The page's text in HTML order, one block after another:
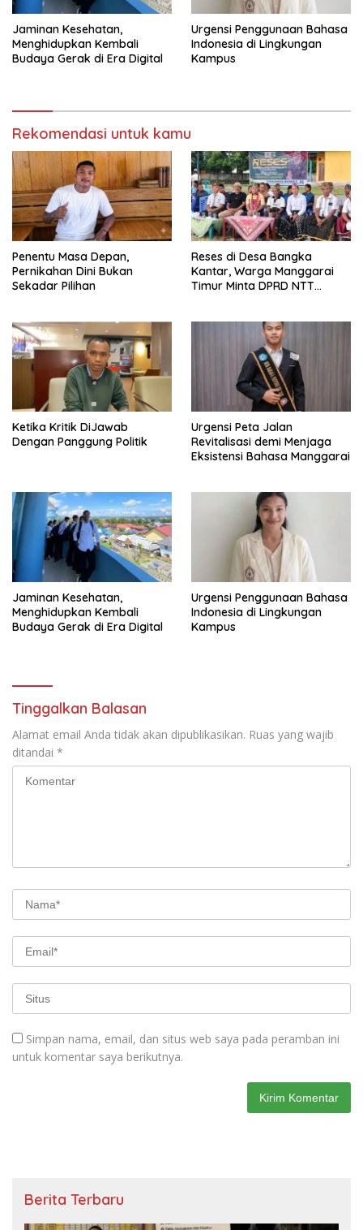
Jaminan Kesehatan,
Menghidupkan Kembali
Budaya Gerak di Era Digital
Urgensi Penggunaan Bahasa
Indonesia di Lingkungan
Kampus
Rekomendasi untuk kamu
Penentu Masa Depan,
Pernikahan Dini Bukan
Sekadar Pilihan
Reses di Desa Bangka
Kantar, Warga Manggarai
Timur Minta DPRD NTT
Bersubsidi Bagi Penunggak
Ketika Kritik DiJawab
Dengan Panggung Politik
Urgensi Peta Jalan
Revitalisasi demi Menjaga
Eksistensi Bahasa Manggarai
Jaminan Kesehatan,
Menghidupkan Kembali
Budaya Gerak di Era Digital
Urgensi Penggunaan Bahasa
Indonesia di Lingkungan
Kampus
Tinggalkan Balasan
Alamat email Anda tidak akan dipublikasikan. Ruas yang wajib
ditandai *
Simpan nama, email, dan situs web saya pada peramban ini
untuk komentar saya berikutnya.
Berita Terbaru